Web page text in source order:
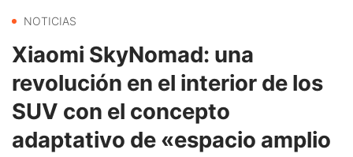
NOTICIAS
Xiaomi SkyNomad: una
revolución en el interior de los
SUV con el concepto
adaptativo de «espacio amplio